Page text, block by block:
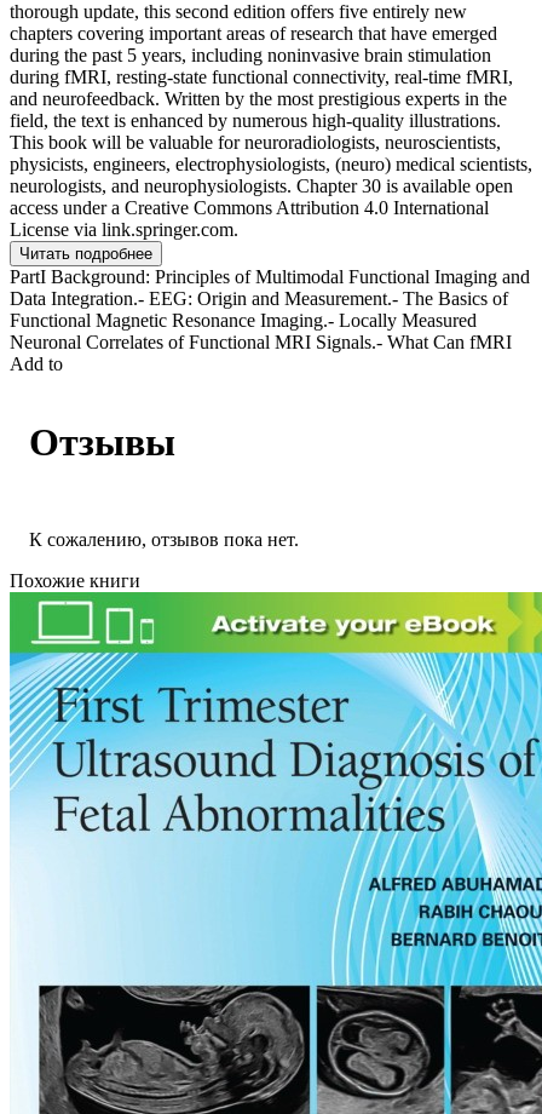
thorough update, this second edition offers five entirely new
chapters covering important areas of research that have emerged
during the past 5 years, including noninvasive brain stimulation
during fMRI, resting-state functional connectivity, real-time fMRI,
and neurofeedback. Written by the most prestigious experts in the
field, the text is enhanced by numerous high-quality illustrations.
This book will be valuable for neuroradiologists, neuroscientists,
physicists, engineers, electrophysiologists, (neuro) medical scientists,
neurologists, and neurophysiologists. Chapter 30 is available open
access under a Creative Commons Attribution 4.0 International
License via link.springer.com.
Читать подробнее
PartI Background: Principles of Multimodal Functional Imaging and
Data Integration.- EEG: Origin and Measurement.- The Basics of
Functional Magnetic Resonance Imaging.- Locally Measured
Neuronal Correlates of Functional MRI Signals.- What Can fMRI
Add to
Отзывы
К сожалению, отзывов пока нет.
Похожие книги